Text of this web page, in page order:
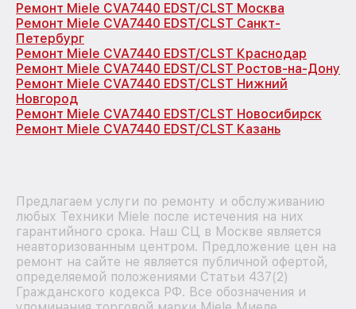
Ремонт Miele CVA7440 EDST/CLST Москва
Ремонт Miele CVA7440 EDST/CLST Санкт-
Петербург
Ремонт Miele CVA7440 EDST/CLST Краснодар
Ремонт Miele CVA7440 EDST/CLST Ростов-на-Дону
Ремонт Miele CVA7440 EDST/CLST Нижний
Новгород
Ремонт Miele CVA7440 EDST/CLST Новосибирск
Ремонт Miele CVA7440 EDST/CLST Казань
Предлагаем услуги по ремонту и обслуживанию
любых Техники Miele после истечения на них
гарантийного срока. Наш СЦ в Москве является
неавторизованным центром. Предложение цен на
ремонт на сайте не является публичной офертой,
определяемой положениями Статьи 437(2)
Гражданского кодекса РФ. Все обозначения и